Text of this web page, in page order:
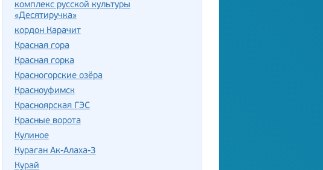
комплекс русской культуры
«Десятиручка»
кордон Карачит
Красная гора
Красная горка
Красногорские озёра
Красноуфимск
Красноярская ГЭС
Красные ворота
Кулиное
Кураган Ак-Алаха-3
Курай